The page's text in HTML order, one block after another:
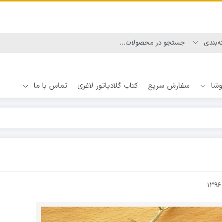
سفارش سریع کتاب گلادیاتور لاغری تماس با ما